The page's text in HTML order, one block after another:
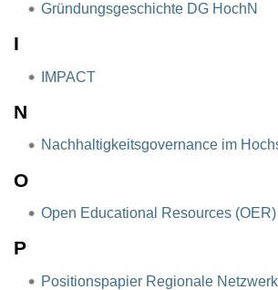
Gründungsgeschichte DG HochN
I
IMPACT
N
Nachhaltigkeitsgovernance im
O
Open Educational Resources (OER)
P
Positionspapier Regionale